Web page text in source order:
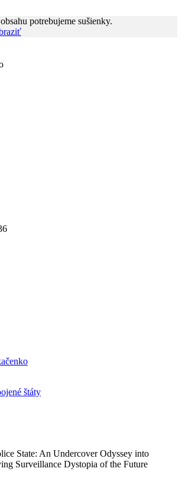
potrebujeme sušienky.
štáty
State: An Undercover Odyssey into
Surveillance Dystopia of the Future